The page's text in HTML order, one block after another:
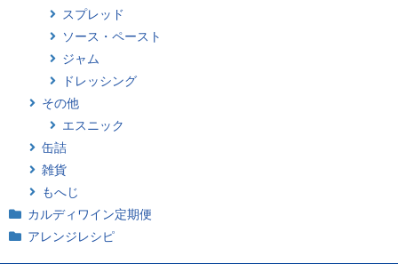
スプレッド
ソース・ペースト
ジャム
ドレッシング
その他
エスニック
缶詰
雑貨
もへじ
カルディワイン定期便
アレンジレシピ